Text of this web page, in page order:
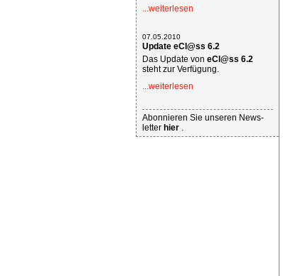
...weiterlesen
07.05.2010
Update eCl@ss 6.2
Das Update von eCl@ss 6.2
steht zur Verfügung.
...weiterlesen
Abonnieren Sie unseren News-
letter hier .